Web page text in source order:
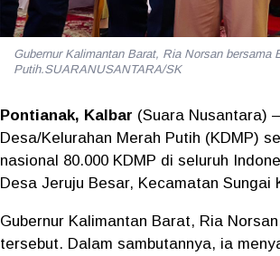
Gubernur Kalimantan Barat, Ria Norsan
Putih.SUARANUSANTARA/SK
Pontianak, Kalbar (Suara Nusantara)
Desa/Kelurahan Merah Putih (KDMP)
nasional 80.000 KDMP di seluruh
Desa Jeruju Besar, Kecamatan Sungai
Gubernur Kalimantan Barat, Ria
tersebut. Dalam sambutannya, ia